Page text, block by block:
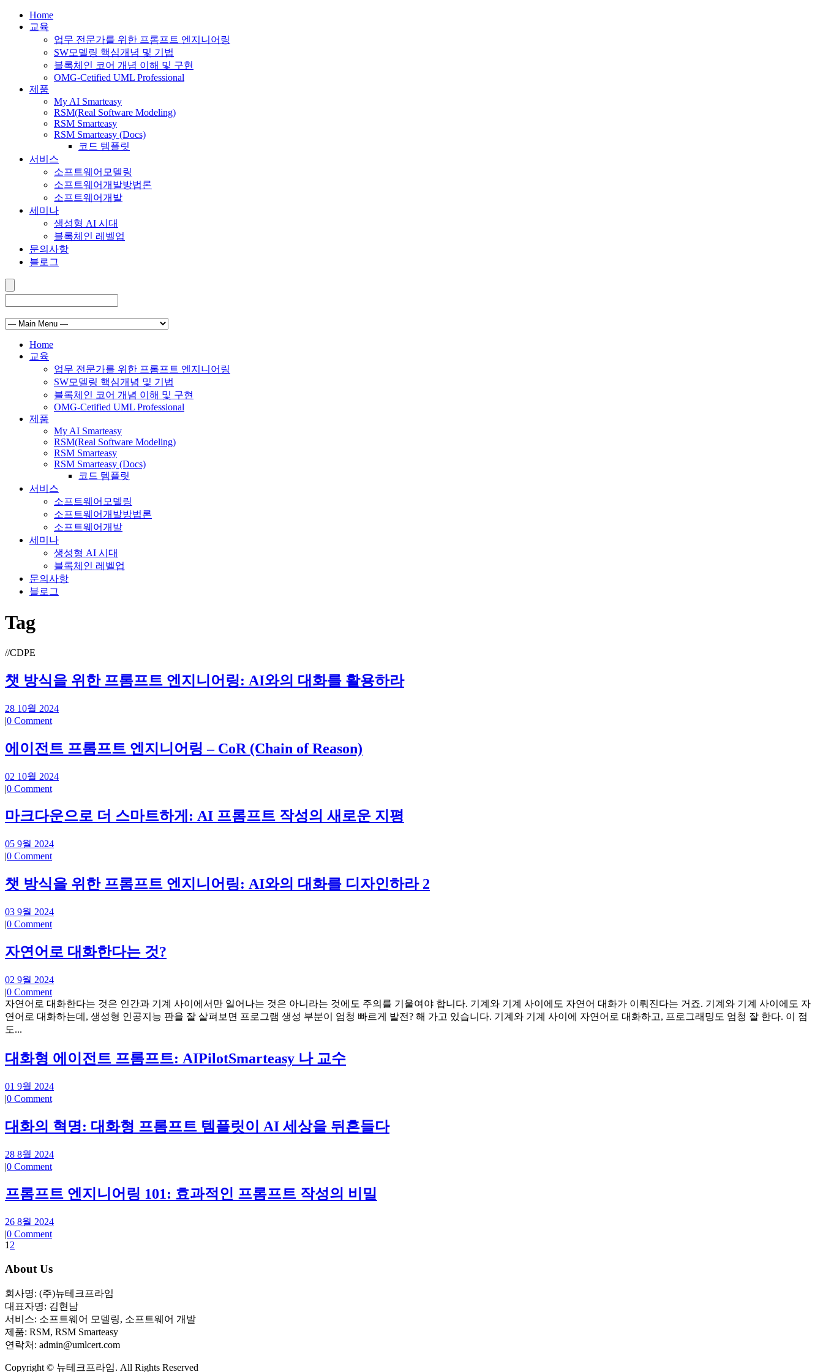
Home
교육
업무 전문가를 위한 프롬프트 엔지니어링
SW모델링 핵심개념 및 기법
블록체인 코어 개념 이해 및 구현
OMG-Cetified UML Professional
제품
My AI Smarteasy
RSM(Real Software Modeling)
RSM Smarteasy
RSM Smarteasy (Docs)
코드 템플릿
서비스
소프트웨어모델링
소프트웨어개발방법론
소프트웨어개발
세미나
생성형 AI 시대
블록체인 레벨업
문의사항
블로그
Home
교육
업무 전문가를 위한 프롬프트 엔지니어링
SW모델링 핵심개념 및 기법
블록체인 코어 개념 이해 및 구현
OMG-Cetified UML Professional
제품
My AI Smarteasy
RSM(Real Software Modeling)
RSM Smarteasy
RSM Smarteasy (Docs)
코드 템플릿
서비스
소프트웨어모델링
소프트웨어개발방법론
소프트웨어개발
세미나
생성형 AI 시대
블록체인 레벨업
문의사항
블로그
Tag
//CDPE
챗 방식을 위한 프롬프트 엔지니어링: AI와의 대화를 활용하라
28 10월 2024
|0 Comment
에이전트 프롬프트 엔지니어링 – CoR (Chain of Reason)
02 10월 2024
|0 Comment
마크다운으로 더 스마트하게: AI 프롬프트 작성의 새로운 지평
05 9월 2024
|0 Comment
챗 방식을 위한 프롬프트 엔지니어링: AI와의 대화를 디자인하라 2
03 9월 2024
|0 Comment
자연어로 대화한다는 것?
02 9월 2024
|0 Comment
자연어로 대화한다는 것은 인간과 기계 사이에서만 일어나는 것은 아니라는 것에도 주의를 기울여야 합니다. 기계와 기계 사이에도 자연어 대화가 이뤄진다는 거죠. 기계와 기계 사이에도 자
연어로 대화하는데, 생성형 인공지능 판을 잘 살펴보면 프로그램 생성 부분이 엄청 빠르게 발전? 해 가고 있습니다. 기계와 기계 사이에 자연어로 대화하고, 프로그래밍도 엄청 잘 한다. 이 점
도...
대화형 에이전트 프롬프트: AIPilotSmarteasy 나 교수
01 9월 2024
|0 Comment
대화의 혁명: 대화형 프롬프트 템플릿이 AI 세상을 뒤흔들다
28 8월 2024
|0 Comment
프롬프트 엔지니어링 101: 효과적인 프롬프트 작성의 비밀
26 8월 2024
|0 Comment
1 2
About Us
회사명: (주)뉴테크프라임
대표자명: 김현남
서비스: 소프트웨어 모델링, 소프트웨어 개발
제품: RSM, RSM Smarteasy
연락처: admin@umlcert.com
Copyright © 뉴테크프라임. All Rights Reserved